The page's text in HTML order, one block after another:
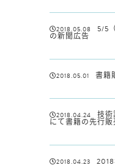
2018.05.08 5/5
の新聞広告
2018.05.01 書籍
2018.04.24 技
にて書籍の先行
2018.04.23